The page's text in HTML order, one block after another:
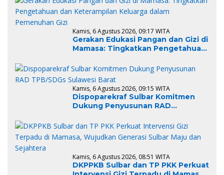
Kamis, 6 Agustus 2026, 09:17 WITA
Gerakan Edukasi Pangan dan Gizi di
Mamasa: Tingkatkan Pengetahuan
Pemenuhan Gizi
Kamis, 6 Agustus 2026, 09:15 WITA
Dispoparekraf Sulbar Komitmen
Dukung Penyusunan RAD
Kamis, 6 Agustus 2026, 08:51 WITA
DKPPKB Sulbar dan TP PKK Perkuat